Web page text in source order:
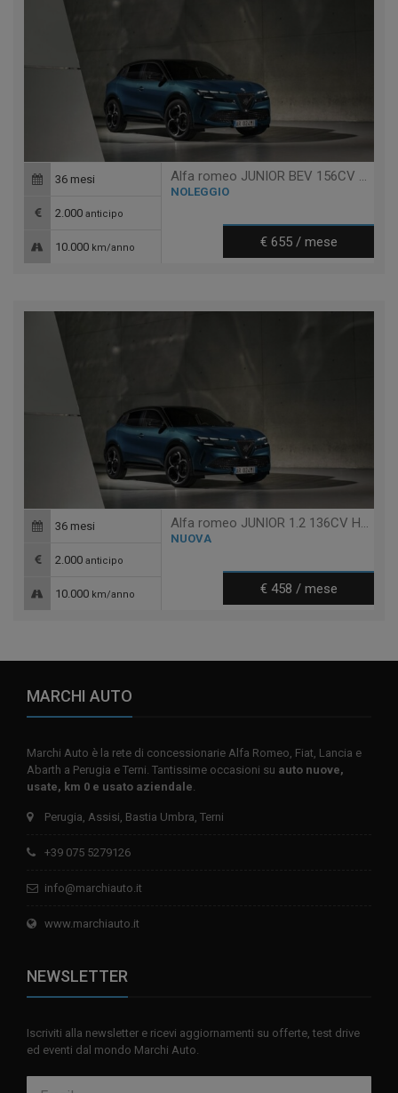
Alfa romeo JUNIOR BEV 156CV ELETTRICA SPECIALE
NOLEGGIO
€ 655 / mese
36 mesi
2.000 anticipo
10.000 km/anno
Alfa romeo JUNIOR 1.2 136CV HYBRID EDCT6 IBRIDA SPE
NUOVA
€ 458 / mese
36 mesi
2.000 anticipo
10.000 km/anno
MARCHI AUTO
Marchi Auto è la rete di concessionarie Alfa Romeo, Fiat, Lancia e
Abarth a Perugia e Terni. Tantissime occasioni su auto nuove,
usate, km 0 e usato aziendale.
Perugia, Assisi, Bastia Umbra, Terni
+39 075 5279126
info@marchiauto.it
www.marchiauto.it
NEWSLETTER
Iscriviti alla newsletter e ricevi aggiornamenti su offerte, test drive
ed eventi dal mondo Marchi Auto.